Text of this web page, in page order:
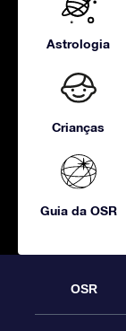
Astrologia
Crianças
Guia da OSR
OSR